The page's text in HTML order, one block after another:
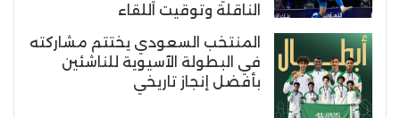
الناقلة وتوقيت اللقاء
المنتخب السعودي يختتم مشاركته
في البطولة الآسيوية للناشئين
بأفضل إنجاز تاريخي